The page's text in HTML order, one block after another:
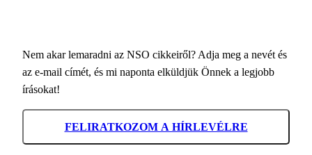
Nem akar lemaradni az NSO cikkeiről? Adja meg a nevét és
az e-mail címét, és mi naponta elküldjük Önnek a legjobb
írásokat!
FELIRATKOZOM A HÍRLEVÉLRE